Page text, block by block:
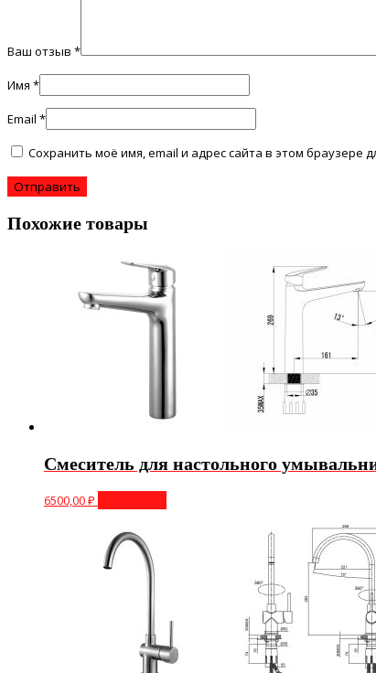
Ваш отзыв *
Имя *
Email *
Сохранить моё имя, email и адрес сайта в этом браузере
Похожие товары
Смеситель для настольного
6500,00₽